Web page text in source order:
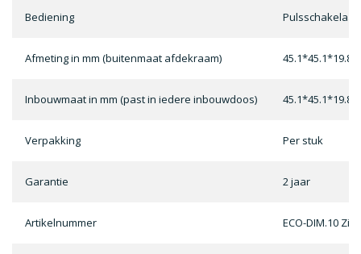
Bediening
Afmeting in mm (buitenmaat afdekraam)
Inbouwmaat in mm (past in iedere inbouwdoos)
Verpakking Per stuk
Garantie 2 jaar
Artikelnummer ECO-DIM.10